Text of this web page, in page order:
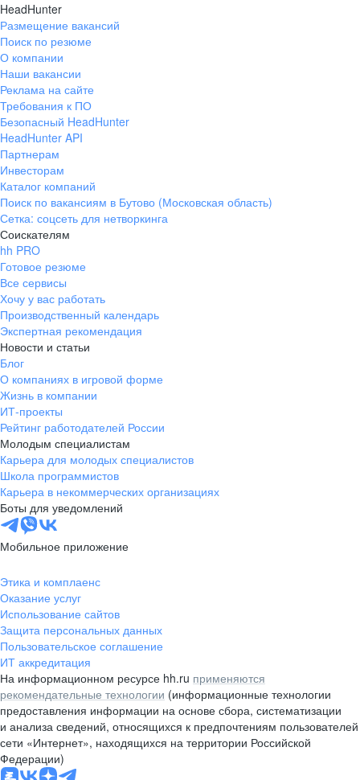
HeadHunter
Размещение вакансий
Поиск по резюме
О компании
Наши вакансии
Реклама на сайте
Требования к ПО
Безопасный HeadHunter
HeadHunter API
Партнерам
Инвесторам
Каталог компаний
Поиск по вакансиям в Бутово (Московская область)
Сетка: соцсеть для нетворкинга
Соискателям
hh PRO
Готовое резюме
Все сервисы
Хочу у вас работать
Производственный календарь
Экспертная рекомендация
Новости и статьи
Блог
О компаниях в игровой форме
Жизнь в компании
ИТ-проекты
Рейтинг работодателей России
Молодым специалистам
Карьера для молодых специалистов
Школа программистов
Карьера в некоммерческих организациях
Боты для уведомлений
Мобильное приложение
Этика и комплаенс
Оказание услуг
Использование сайтов
Защита персональных данных
Пользовательское соглашение
ИТ аккредитация
На информационном ресурсе hh.ru применяются
рекомендательные технологии (информационные технологии
предоставления информации на основе сбора, систематизации
и анализа сведений, относящихся к предпочтениям пользователей
сети «Интернет», находящихся на территории Российской
Федерации)